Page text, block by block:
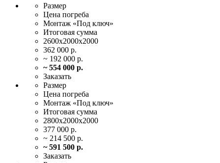
Размер
Цена погреба
Монтаж «Под ключ»
Итоговая сумма
2600х2000х2000
362 000 р.
~ 192 000 р.
~ 554 000 р.
Заказать
Размер
Цена погреба
Монтаж «Под ключ»
Итоговая сумма
2800х2000х2000
377 000 р.
~ 214 500 р.
~ 591 500 р.
Заказать